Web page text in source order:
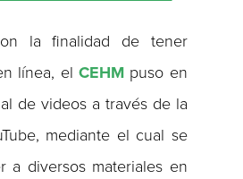
la finalidad de tener
línea, el CEHMpuso en
de videos a través de la
mediante el cual se
a diversos materiales en